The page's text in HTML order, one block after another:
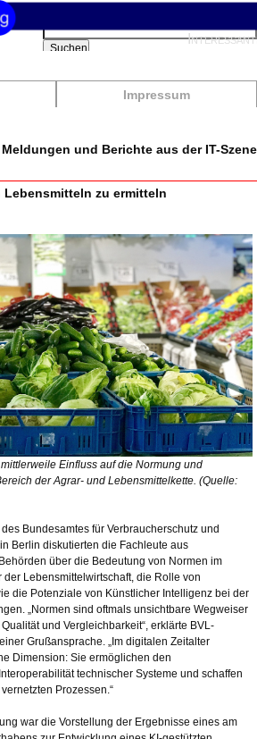
Impressum
Suchbegriffe
Suchen
und Berichte aus der IT-Szene
zu ermitteln
Einfluss auf die Normung und
der Agrar- und Lebensmittelkette. (Quelle:
Bundesamtes für Verbraucherschutz und
Berlin diskutierten die Fachleute aus
über die Bedeutung von Normen im
Lebensmittelwirtschaft, die Rolle von
die Potenziale von Künstlicher Intelligenz bei der
„Normen sind oftmals unsichtbare Wegweiser
und Vergleichbarkeit“, erklärte BVL-
Grußansprache. „Im digitalen Zeitalter
Dimension: Sie ermöglichen den
technischer Systeme und schaffen
Prozessen.“
war die Vorstellung der Ergebnisse eines am